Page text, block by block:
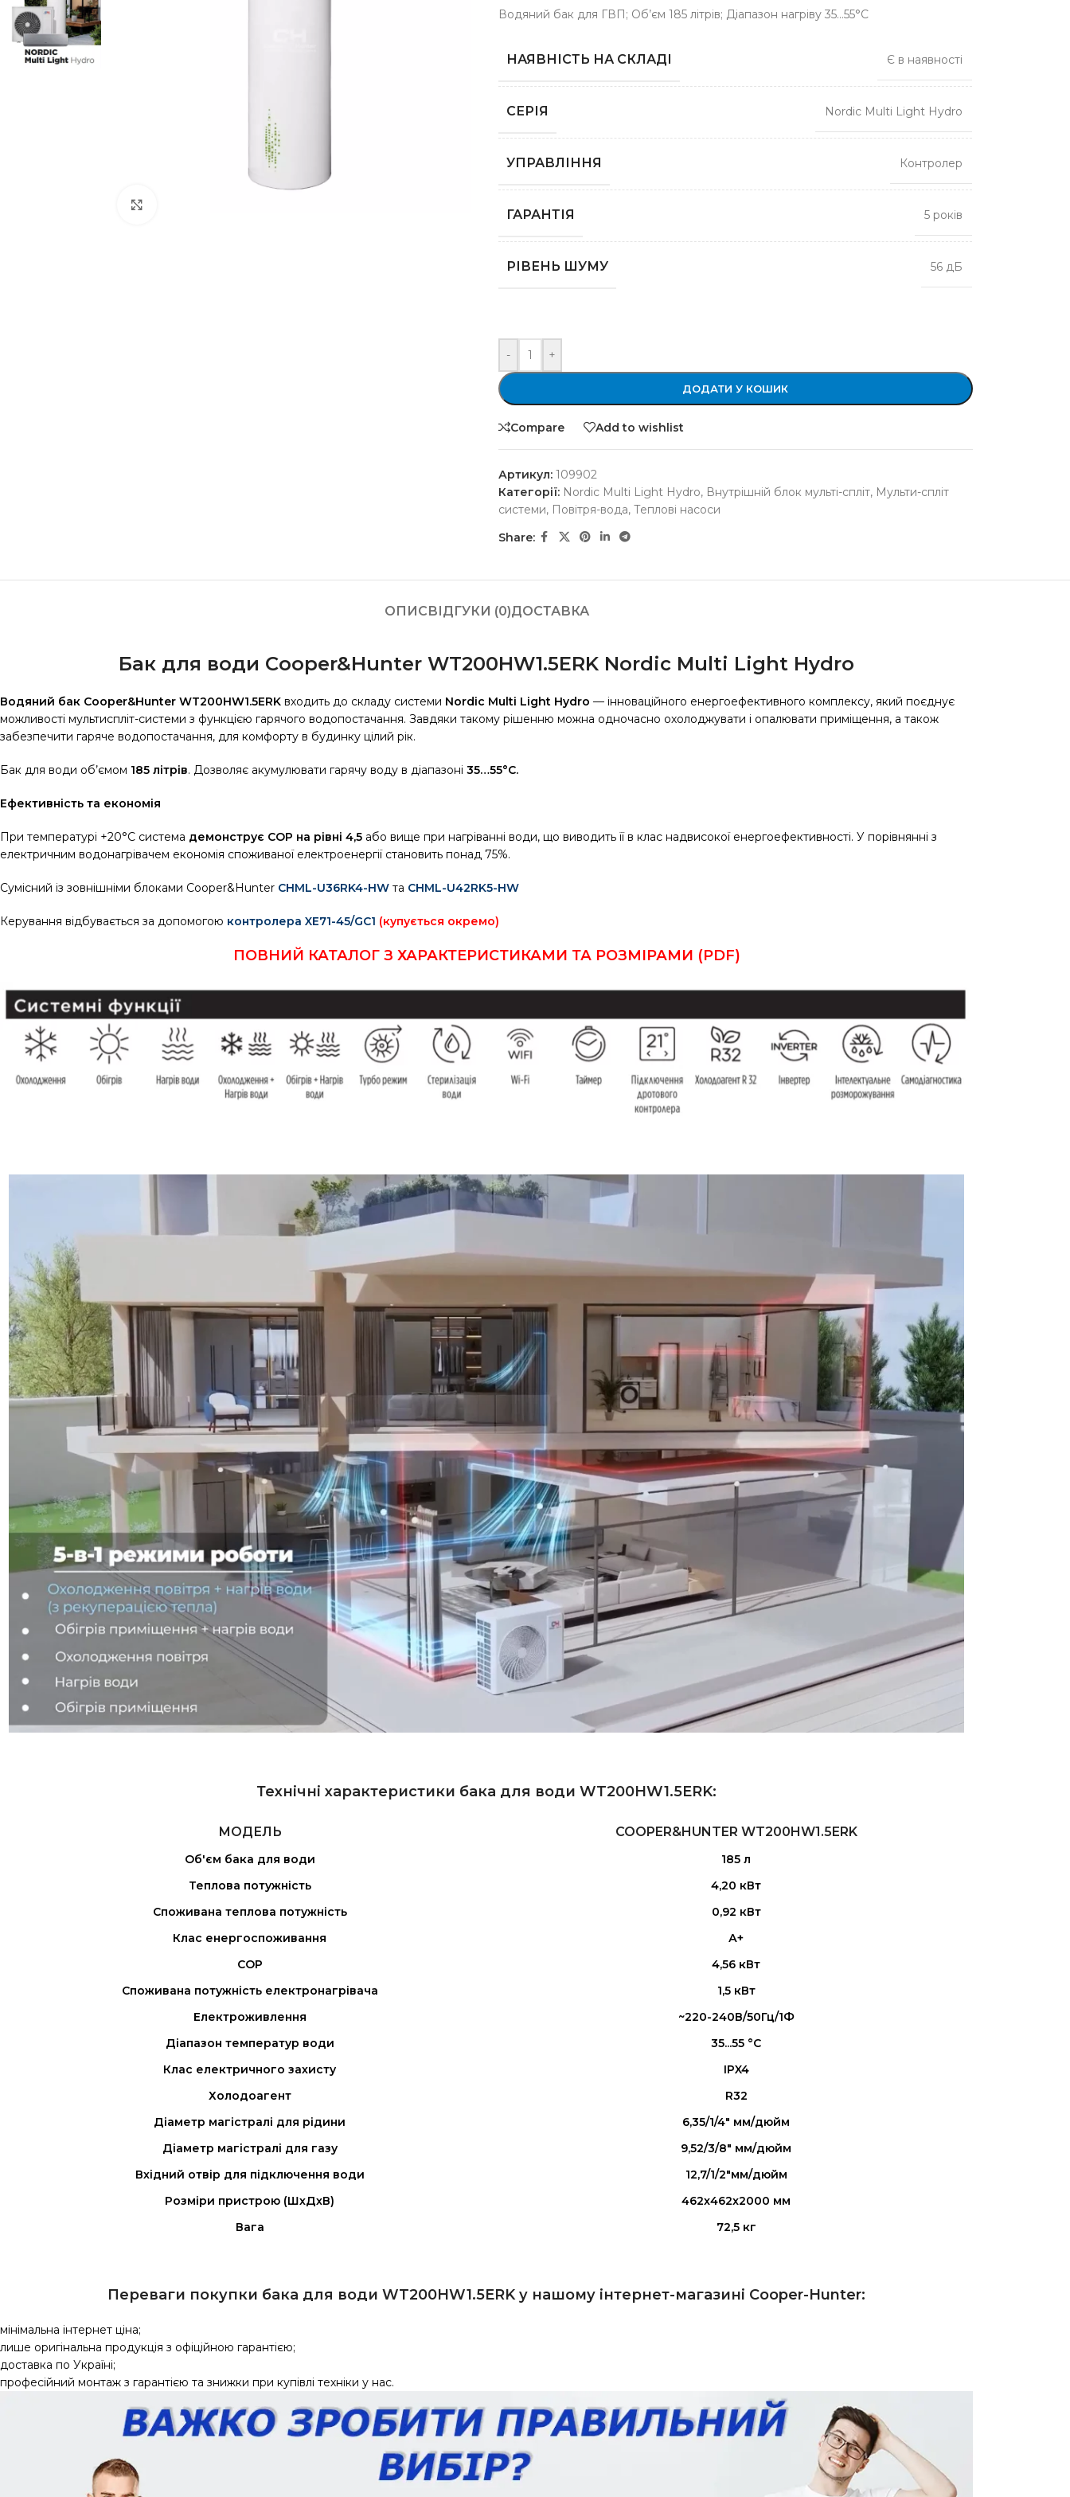
Водяний бак для ГВП; Об’єм 185 літрів; Діапазон нагріву 35…55°C
НАЯВНІСТЬ НА СКЛАДІ Є в наявності
СЕРІЯ Nordic Multi Light Hydro
УПРАВЛІННЯ Контролер
ГАРАНТІЯ 5 років
РІВЕНЬ ШУМУ 56 дБ
- +
ДОДАТИ У КОШИК
Compare Add to wishlist
Артикул: 109902
Категорії: Nordic Multi Light Hydro, Внутрішній блок мульті-спліт, Мульти-спліт
системи, Повітря-вода, Теплові насоси
Share:
ОПИСВІДГУКИ (0)ДОСТАВКА
Бак для води Cooper&Hunter WT200HW1.5ERK Nordic Multi Light Hydro
Водяний бак Cooper&Hunter WT200HW1.5ERK входить до складу системи Nordic Multi Light Hydro — інноваційного енергоефективного комплексу, який поєднує
можливості мультиспліт-системи з функцією гарячого водопостачання. Завдяки такому рішенню можна одночасно охолоджувати і опалювати приміщення, а також
забезпечити гаряче водопостачання, для комфорту в будинку цілий рік.
Бак для води об’ємом 185 літрів. Дозволяє акумулювати гарячу воду в діапазоні 35…55°C.
Ефективність та економія
При температурі +20°C система демонструє COP на рівні 4,5 або вище при нагріванні води, що виводить її в клас надвисокої енергоефективності. У порівнянні з
електричним водонагрівачем економія споживаної електроенергії становить понад 75%.
Сумісний із зовнішніми блоками Cooper&Hunter CHML-U36RK4-HW та CHML-U42RK5-HW
Керування відбувається за допомогою контролера XE71-45/GC1 (купується окремо)
ПОВНИЙ КАТАЛОГ З ХАРАКТЕРИСТИКАМИ ТА РОЗМІРАМИ (PDF)
Технічні характеристики бака для води WT200HW1.5ERK:
МОДЕЛЬ COOPER&HUNTER WT200HW1.5ERK
Об'єм бака для води
185 л
Теплова потужність
4,20 кВт
Споживана теплова потужність
0,92 кВт
Клас енергоспоживання
А+
COP
4,56 кВт
Споживана потужність електронагрівача
1,5 кВт
Електроживлення
~220-240В/50Гц/1Ф
Діапазон температур води
35...55 °C
Клас електричного захисту
IPX4
Холодоагент
R32
Діаметр магістралі для рідини
6,35/1/4" мм/дюйм
Діаметр магістралі для газу
9,52/3/8" мм/дюйм
Вхідний отвір для підключення води
12,7/1/2"мм/дюйм
Розміри пристрою (ШхДхВ)
462x462x2000 мм
Вага
72,5 кг
Переваги покупки бака для води WT200HW1.5ERK у нашому інтернет-магазині Сooper-Hunter:
мінімальна інтернет ціна;
лише оригінальна продукція з офіційною гарантією;
доставка по Україні;
професійний монтаж з гарантією та знижки при купівлі техніки у нас.